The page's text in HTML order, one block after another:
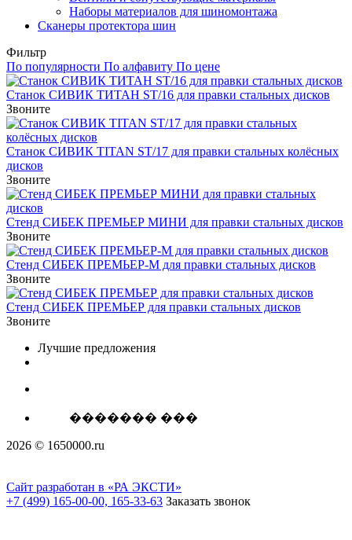
Наборы материалов для шиномонтажа
Сканеры протектора шин
Фильтр
По популярности По алфавиту По цене
Станок СИВИК ТИТАН ST/16 для правки стальных дисков
Звоните
Станок СИВИК TITAN ST/17 для правки стальных колёсных
дисков
Звоните
Стенд СИБЕК ПРЕМЬЕР МИНИ для правки стальных дисков
Звоните
Стенд СИБЕК ПРЕМЬЕР-М для правки стальных дисков
Звоните
Стенд СИБЕК ПРЕМЬЕР для правки стальных дисков
Звоните
Лучшие предложения
������� ���
2026 © 1650000.ru
Сайт разработан в «РА ЭКСТИ»
+7 (499) 165-00-00, 165-33-63 Заказать звонок